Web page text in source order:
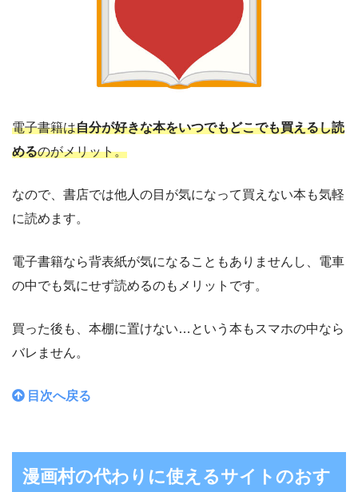
電子書籍は自分が好きな本をいつでもどこでも買えるし読
めるのがメリット。
なので、書店では他人の目が気になって買えない本も気軽
に読めます。
電子書籍なら背表紙が気になることもありませんし、電車
の中でも気にせず読めるのもメリットです。
買った後も、本棚に置けない…という本もスマホの中なら
バレません。
目次へ戻る
漫画村の代わりに使えるサイトのおす